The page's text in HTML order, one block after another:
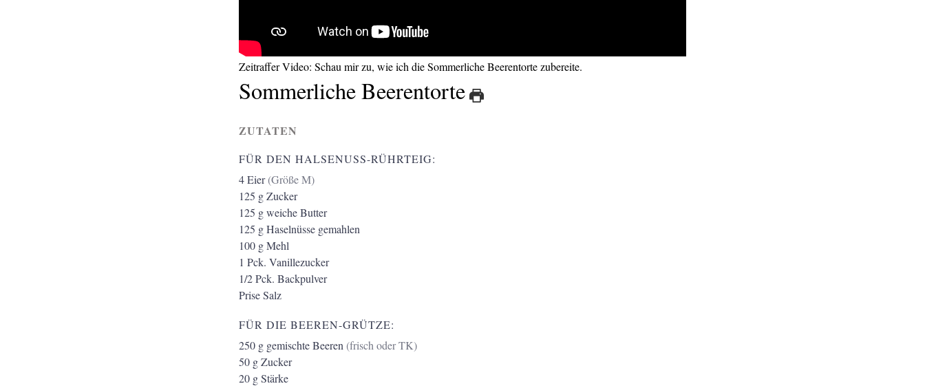
Zeitraffer Video: Schau mir zu, wie ich die Sommerliche Beerentorte zubereite.
Sommerliche Beerentorte
ZUTATEN
FÜR DEN HALSENUSS-RÜHRTEIG:
4Eier (Größe M)
125 gZucker
125 gweiche Butter
125 gHaselnüsse gemahlen
100 gMehl
1 Pck. Vanillezucker
1/2Pck. Backpulver
PriseSalz
FÜR DIE BEEREN-GRÜTZE:
250 g gemischte Beeren (frisch oder TK)
50 gZucker
20 gStärke